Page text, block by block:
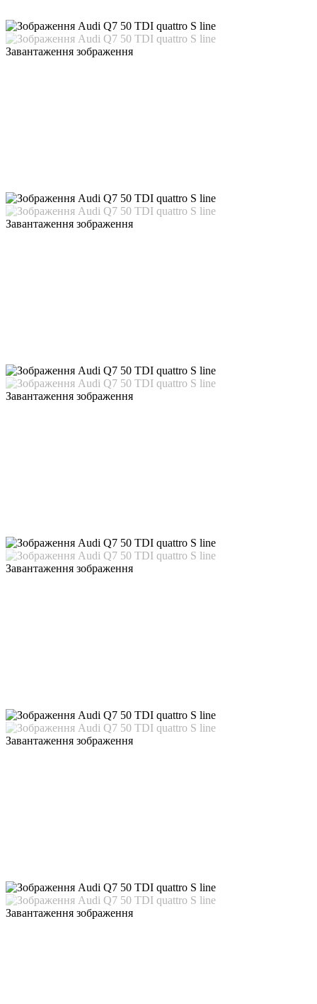
Завантаження зображення
Завантаження зображення
Завантаження зображення
Завантаження зображення
Завантаження зображення
Завантаження зображення